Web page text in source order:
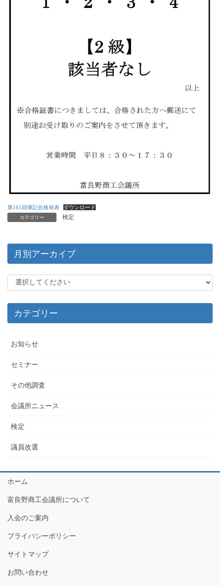
第161回簿記合格発表 ダウンロード
カテゴリー 検定
月別アーカイブ
カテゴリー
お知らせ
セミナー
その他調査
会議所ニュース
検定
議員改選
ホーム
富良野商工会議所について
入会のご案内
プライバシーポリシー
サイトマップ
お問い合わせ